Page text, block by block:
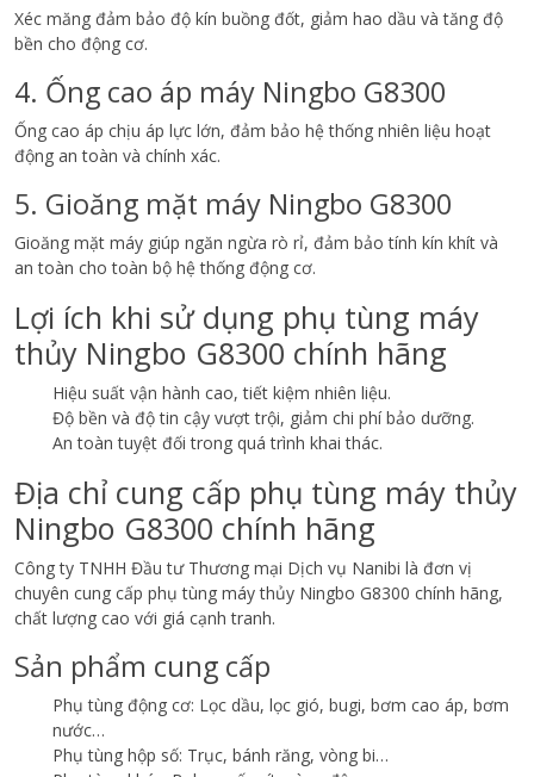
Xéc măng đảm bảo độ kín buồng đốt, giảm hao dầu và tăng độ
bền cho động cơ.
4. Ống cao áp máy Ningbo G8300
Ống cao áp chịu áp lực lớn, đảm bảo hệ thống nhiên liệu hoạt
động an toàn và chính xác.
5. Gioăng mặt máy Ningbo G8300
Gioăng mặt máy giúp ngăn ngừa rò rỉ, đảm bảo tính kín khít và
an toàn cho toàn bộ hệ thống động cơ.
Lợi ích khi sử dụng phụ tùng máy
thủy Ningbo G8300 chính hãng
Hiệu suất vận hành cao, tiết kiệm nhiên liệu.
Độ bền và độ tin cậy vượt trội, giảm chi phí bảo dưỡng.
An toàn tuyệt đối trong quá trình khai thác.
Địa chỉ cung cấp phụ tùng máy thủy
Ningbo G8300 chính hãng
Công ty TNHH Đầu tư Thương mại Dịch vụ Nanibi là đơn vị
chuyên cung cấp phụ tùng máy thủy Ningbo G8300 chính hãng,
chất lượng cao với giá cạnh tranh.
Sản phẩm cung cấp
Phụ tùng động cơ: Lọc dầu, lọc gió, bugi, bơm cao áp, bơm
nước…
Phụ tùng hộp số: Trục, bánh răng, vòng bi…